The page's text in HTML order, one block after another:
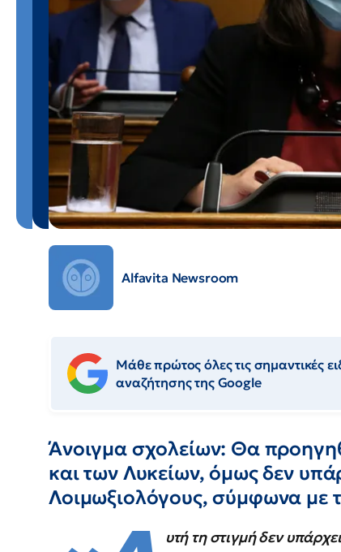
Alfavita Newsroom
Μάθε πρώτος όλες τις σημαντικές
αναζήτησης της Google
Άνοιγμα σχολείων: Θα
και των Λυκείων, όμως δεν
Λοιμωξιολόγους, σύμφωνα με
υτή τη στιγμή δεν